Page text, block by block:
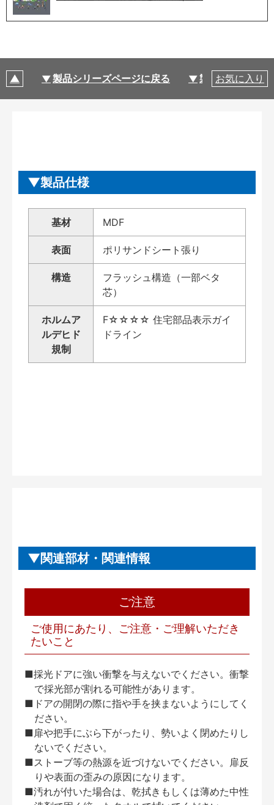
製品シリーズページに戻る 製品仕様
お気に入り
製品仕様
基材 MDF
表面 ポリサンドシート張り
構造
フラッシュ構造（一部ベタ
芯）
ホルムア
ルデヒド
規制
F☆☆☆☆ 住宅部品表示ガイ
ドライン
関連部材・関連情報
ご注意
ご使用にあたり、ご注意・ご理解いただき
たいこと
■採光ドアに強い衝撃を与えないでください。衝撃
で採光部が割れる可能性があります。
■ドアの開閉の際に指や手を挟まないようにしてく
ださい。
■扉や把手にぶら下がったり、勢いよく閉めたりし
ないでください。
■ストーブ等の熱源を近づけないでください。扉反
りや表面の歪みの原因になります。
■汚れが付いた場合は、乾拭きもしくは薄めた中性